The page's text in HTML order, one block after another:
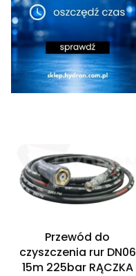
Przewód do
czyszczenia rur DN06
15m 225bar RĄCZKA